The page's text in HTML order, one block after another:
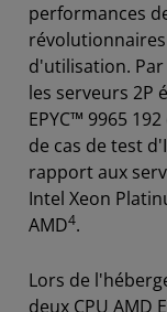
performances
d'utilisation. Par
les serveurs 2P
EPYC™ 9965
de cas de test
rapport aux
Intel Xeon
AMD4.
Lors de
deux CPU AMD